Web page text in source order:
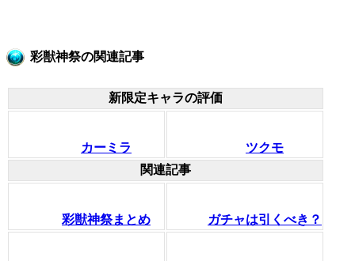
彩獣神祭の関連記事
新限定キャラの評価
カーミラ
ツクモ
関連記事
彩獣神祭まとめ ガチャは引くべき？